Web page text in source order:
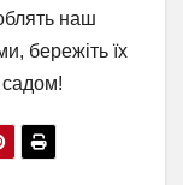
наш
бережіть їх